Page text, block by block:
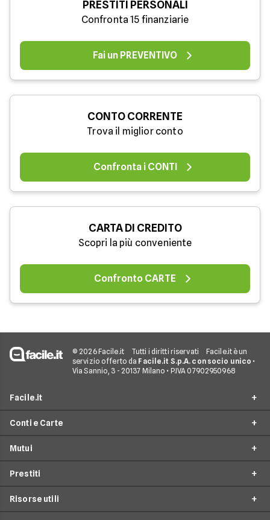
PRESTITI PERSONALI
Confronta 15 finanziarie
Fai un PREVENTIVO
CONTO CORRENTE
Trova il miglior conto
Confronta i CONTI
CARTA DI CREDITO
Scopri la più conveniente
Confronto CARTE
© 2026 Facile.it Tutti i diritti riservati
Facile.it è un
servizio offerto da Facile.it S.p.A. con socio unico •
Via Sannio, 3 - 20137 Milano • P.IVA 07902950968
Facile.it
Prestiti
Mutui
Conti e Carte
Conto Corrente
Conto Deposito
Mutui
Mutuo Prima Casa
Prestiti
Risorse utili